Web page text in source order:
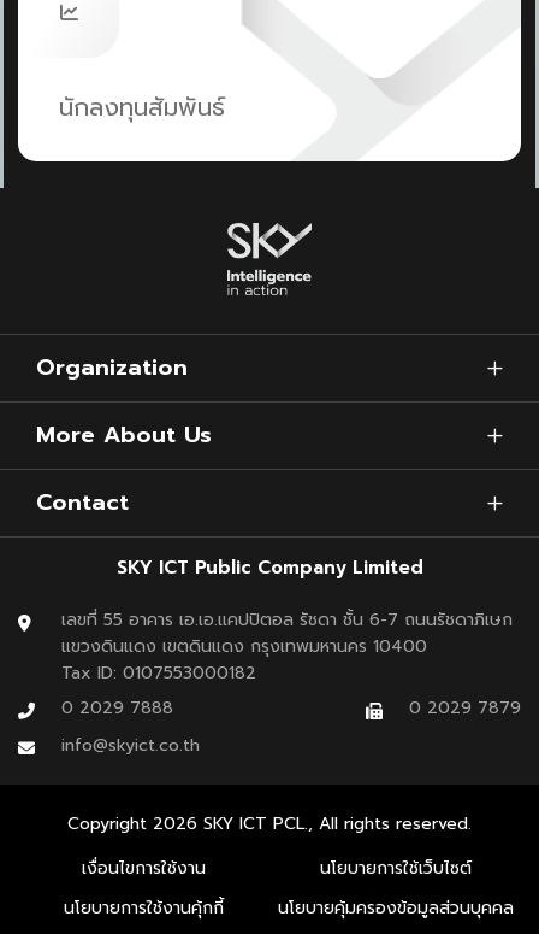
PVS (Passenger Validation System)
SBG (Self Boarding Gate)
6. APPS & PNR — ตรวจสอบข้อมูลล่วงหน้า
ก่อนเครื่องลงจอด
→ ลดเวลารอ
→ เพิ่มความปลอดภัย
เมื่อ “ความเร็ว” กลายเป็นประสบการณ์
การลด MCT ไม่ได้แค่ช่วยสายการบิน
แต่ส่งผลโดยตรงต่อ “ความรู้สึกของผู้โดยสาร”
💡 ต่อเครื่องทัน = ลดความเครียด
💡 ใช้เวลาน้อยลง = มีเวลาใช้จ่ายในสนามบินมากขึ้น
💡 ประสบการณ์ดี = กลับมาใช้บริการซ้ำ
นักลงทุนสัมพันธ์
Organization
More About Us
Contact
SKY ICT Public Company Limited
เลขที่ 55 อาคาร เอ.เอ.แคปปิตอล รัชดา ชั้น 6-7 ถนนรัชดาภิเษก
แขวงดินแดง เขตดินแดง กรุงเทพมหานคร 10400
Tax ID: 0107553000182
0 2029 7888
0 2029 7879
info@skyict.co.th
Copyright 2026 SKY ICT PCL., All rights reserved.
เงื่อนไขการใช้งาน
นโยบายการใช้เว็บไซต์
นโยบายการใช้งานคุ้กกี้
นโยบายคุ้มครองข้อมูลส่วนบุคคล